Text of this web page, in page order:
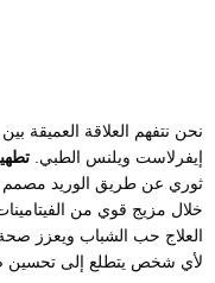
نحن نتفهم العلاقة العميقة
إيفرلاست ويلنس الطبي.
ثوري عن طريق الوريد
خلال مزيج قوي من
العلاج حب الشباب ويعزز
لأي شخص يتطلع إلى تحسين